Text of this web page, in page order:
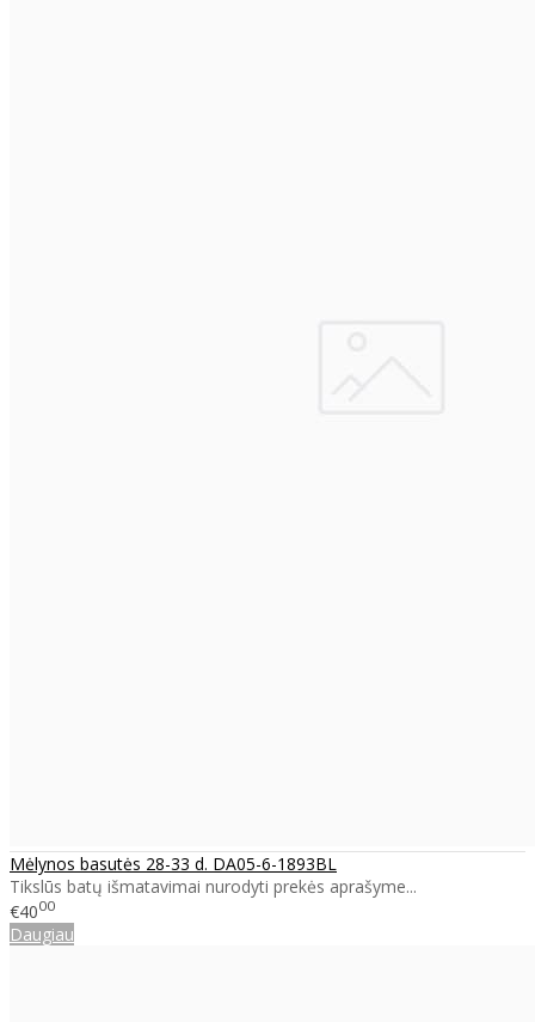
Mėlynos basutės 28-33 d. DA05-6-1893BL
Tikslūs batų išmatavimai nurodyti prekės aprašyme...
€4000
Daugiau